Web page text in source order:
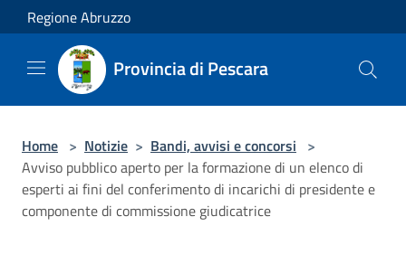
Salta al contenuto principale
Regione Abruzzo
Provincia di Pescara
Home > Notizie > Bandi, avvisi e concorsi >
Avviso pubblico aperto per la formazione di un elenco di
esperti ai fini del conferimento di incarichi di presidente e
componente di commissione giudicatrice